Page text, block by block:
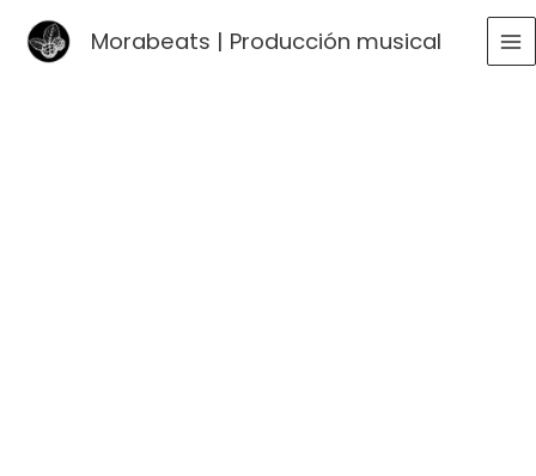
Morabeats | Producción musical